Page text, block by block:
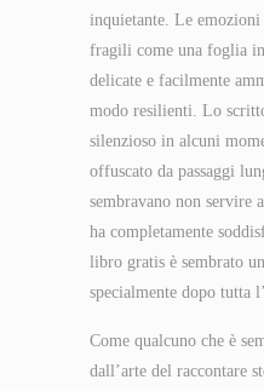
inquietante. Le emozioni
fragili come una foglia
delicate e facilmente
modo resilienti. Lo
silenzioso in alcuni
offuscato da passaggi
sembravano non servire
ha completamente
libro gratis è sembrato
specialmente dopo tutta
Come qualcuno che è
dall’arte del raccontare